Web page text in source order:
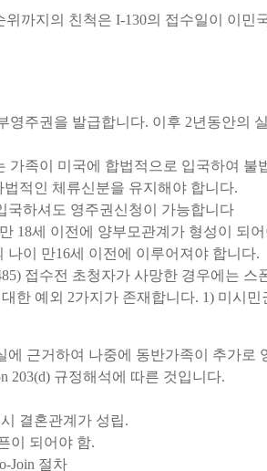
까지의 친척은 I-130의 접수일이 이
영주권을 발급합니다. 이후 2년동안의
가족이 미국에 합법적으로 입국하여
적인 체류신분을 유지해야 합니다.
국하셔도 영주권신청이 가능합니다
18세 이전에 양부모관계가 형성이 되
이 만16세 이전에 이루어져야 합니다.
접수전 초청자가 사망한 경우에는
한 예외 2가지가 존재합니다. 1) 미시
근거하여 나중에 동반가족이 추가로
203(d) 규정해석에 따른 것입니다.
결혼관계가 성립.
이 되어야 함.
Join 절차